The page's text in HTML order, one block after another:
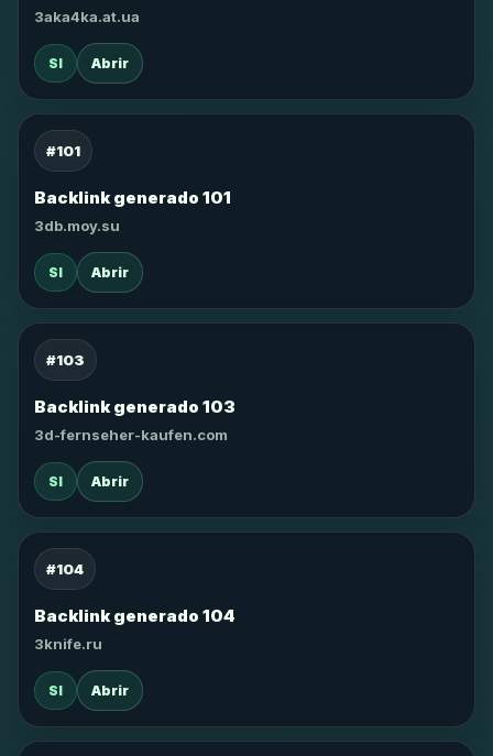
3aka4ka.at.ua
SI Abrir
#101
Backlink generado 101
3db.moy.su
SI Abrir
#103
Backlink generado 103
3d-fernseher-kaufen.com
SI Abrir
#104
Backlink generado 104
3knife.ru
SI Abrir